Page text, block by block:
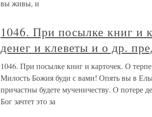
вы живы, и
1046. При посылке книг и
денег и клеветы и о др.
1046. При посылке книг и карточек. О
Милость Божия буди с вами! Опять вы в
причастны будете мученичеству. О потере
Бог зачтет это за